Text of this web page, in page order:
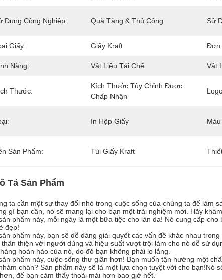
Dụng Công Nghiệp: Quà Tặng & Thủ Công Sử
Giấy: Giấy Kraft Đơn
Năng: Vật Liệu Tái Chế Vật
Thước:
Kích Thước Tùy Chỉnh Được
Chấp Nhận
In Hộp Giấy
Sản Phẩm: Túi Giấy Kraft
Tả Sản Phẩm
ta cần một sự thay đổi nhỏ trong cuộc sống của chúng ta để làm
gì bạn cần, nó sẽ mang lại cho bạn một trải nghiệm mới. Hãy
phẩm này, mỗi ngày là một bữa tiệc cho làn da! Nó cung cấp
đẹp!
phẩm này, bạn sẽ dễ dàng giải quyết các vấn đề khác nhau
thân thiện với người dùng và hiệu suất vượt trội làm cho nó dễ sử
hoàn hảo của nó, do đó bạn không phải lo lắng.
phẩm này, cuộc sống thư giãn hơn! Bạn muốn tận hưởng một
chán? Sản phẩm này sẽ là một lựa chọn tuyệt vời cho bạn!Nó
để bạn cảm thấy thoải mái hơn bao giờ hết.